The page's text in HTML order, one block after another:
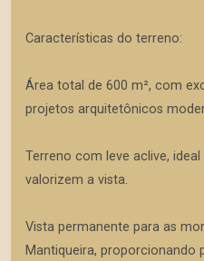
Características do terreno:
Área total de 600 m², com
projetos arquitetônicos
Terreno com leve aclive,
valorizem a vista.
Vista permanente para as
Mantiqueira, proporcionando